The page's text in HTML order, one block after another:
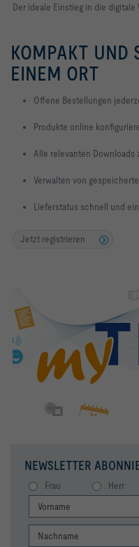
Der ideale Einstieg in die digitale
KOMPAKT UND
EINEM ORT
Offene Bestellungen
Produkte online
Alle relevanten Downloads
Verwalten von
Lieferstatus schnell und
Jetzt registrieren
NEWSLETTER
Frau Herr